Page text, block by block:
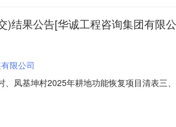
)结果公告[华诚工程咨询集团有限
限公司
凤基坤村2025年耕地功能恢复项目清表三
号九、其他事项:/十、联系方式:1、采购代